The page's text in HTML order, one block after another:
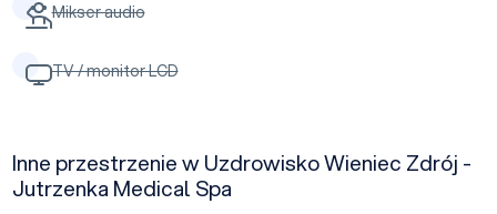
Mikser audio
TV / monitor LCD
Inne przestrzenie w Uzdrowisko Wieniec Zdrój -
Jutrzenka Medical Spa